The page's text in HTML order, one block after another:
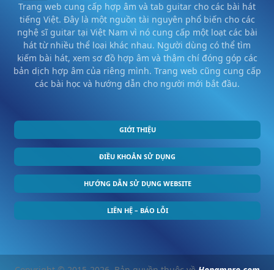
Trang web cung cấp hợp âm và tab guitar cho các bài hát
tiếng Việt. Đây là một nguồn tài nguyên phổ biến cho các
nghệ sĩ guitar tại Việt Nam vì nó cung cấp một loạt các bài
hát từ nhiều thể loại khác nhau. Người dùng có thể tìm
kiếm bài hát, xem sơ đồ hợp âm và thậm chí đóng góp các
bản dịch hợp âm của riêng mình. Trang web cũng cung cấp
các bài học và hướng dẫn cho người mới bắt đầu.
GIỚI THIỆU
ĐIỀU KHOẢN SỬ DỤNG
HƯỚNG DẪN SỬ DỤNG WEBSITE
LIÊN HỆ – BÁO LỖI